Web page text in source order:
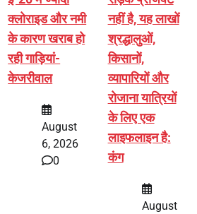
क्लोराइड और नमी
के कारण खराब हो
रही गाड़ियां-
केजरीवाल
August
6, 2026
0
नहीं है, यह लाखों
श्रद्धालुओं,
किसानों,
व्यापारियों और
रोजाना यात्रियों
के लिए एक
लाइफलाइन है:
कंग
August